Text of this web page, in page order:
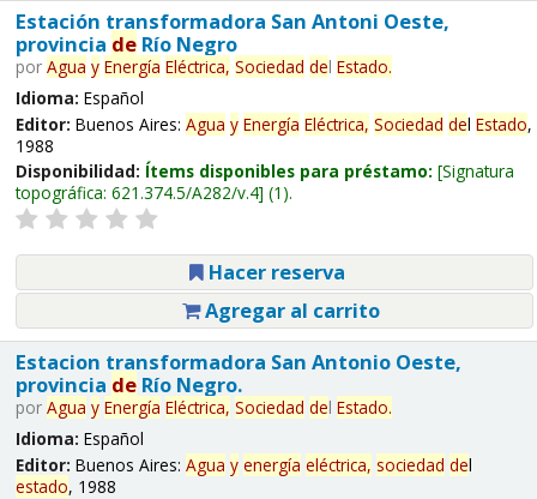
Estación transformadora San Antoni Oeste,
provincia deRío Negro
por Agua y Energía Eléctrica, Sociedad del Estado.
Idioma: Español
Editor: Buenos Aires: Agua y Energía Eléctrica, Sociedad del Estado,
1988
Disponibilidad: Ítems disponibles para préstamo: Signatura
topográfica: 621.374.5/A282/v.4 (1).
Hacer reserva
Agregar al carrito
Estacion transformadora San Antonio Oeste,
provincia deRío Negro.
por Agua y Energía Eléctrica, Sociedad del Estado.
Idioma: Español
Editor: Buenos Aires: Agua y energía eléctrica, sociedad del
estado, 1988